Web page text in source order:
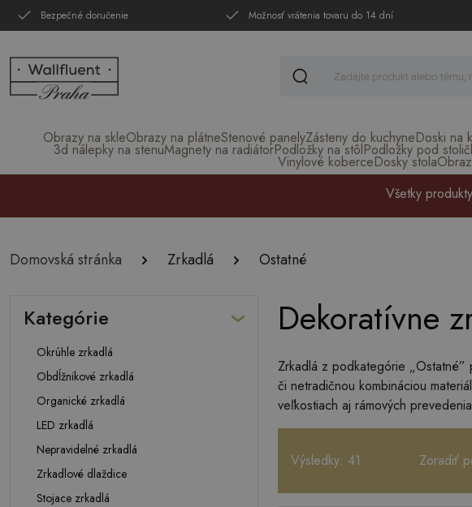
Bezpečné doručenie Možnosť vrátenia tovaru do 14 dní
Obrazy na skleObrazy na plátneStenové panelyZásteny do kuchyneDoski na
3d nálepky na stenuMagnety na radiátorPodložky na stôlPodložky pod
Vinylové koberceDosky stola
Všetky
Domovská stránka Zrkadlá Ostatné
Kategórie
Okrúhle zrkadlá
Obdĺžnikové zrkadlá
Organické zrkadlá
LED zrkadlá
Nepravidelné zrkadlá
Zrkadlové dlaždice
Stojace zrkadlá
Dekoratívne
Zrkadlá z podkategórie „Ostatné”
či netradičnou kombináciou
veľkostiach aj rámových
Výsledky: 41 Zoradiť